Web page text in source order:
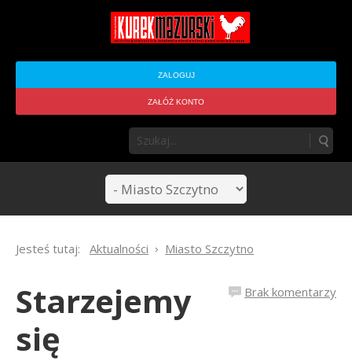
ZALOGUJ
ZAŁÓŻ KONTO
Jesteś tutaj: Aktualności Miasto Szczytno
Brak komentarzy
Starzejemy
się